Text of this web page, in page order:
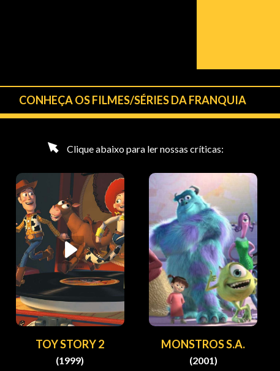
CONHEÇA OS FILMES/SÉRIES DA FRANQUIA
Clique abaixo para ler nossas críticas:
TOY STORY 2
(1999)
MONSTROS S.A.
(2001)